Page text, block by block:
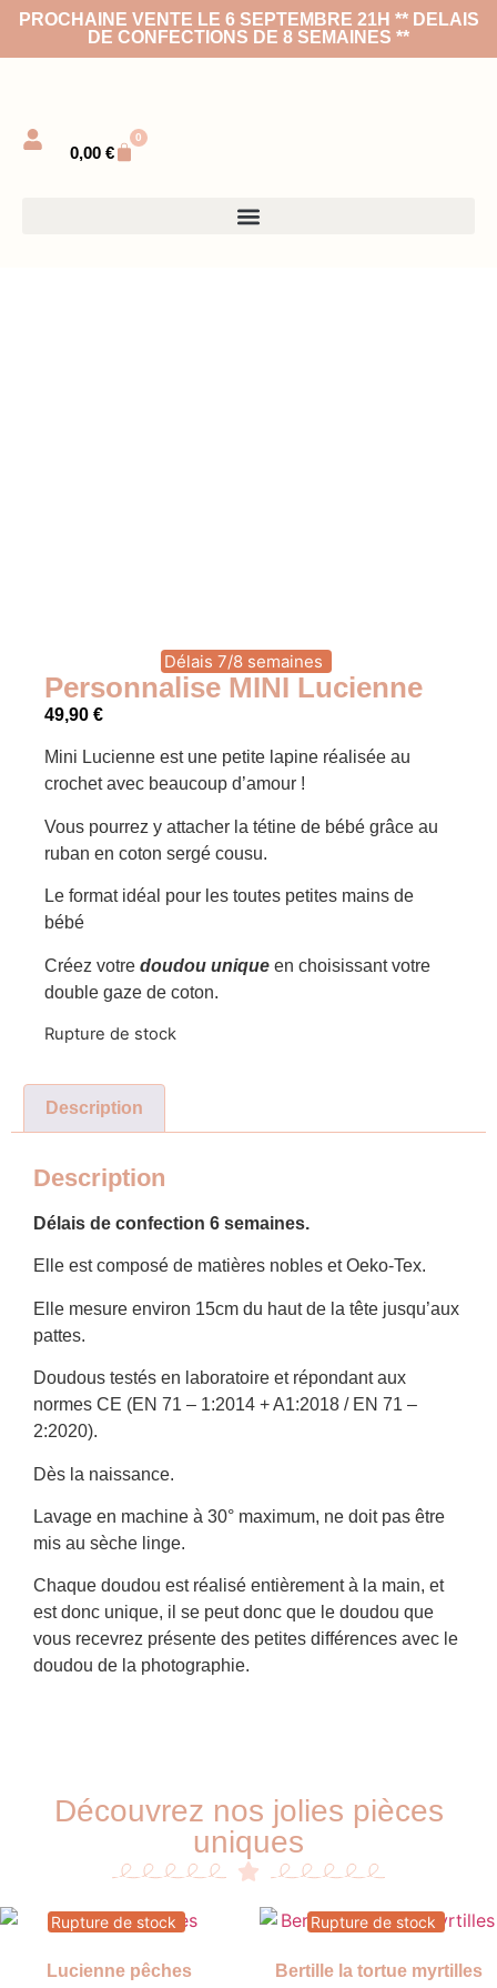
PROCHAINE VENTE LE 6 SEPTEMBRE 21H ** DELAIS
DE CONFECTIONS DE 8 SEMAINES **
0,00 €
0
Délais 7/8 semaines
Personnalise MINI Lucienne
49,90 €
Mini Lucienne est une petite lapine réalisée au
crochet avec beaucoup d’amour !
Vous pourrez y attacher la tétine de bébé grâce au
ruban en coton sergé cousu.
Le format idéal pour les toutes petites mains de
bébé
Créez votre doudou unique en choisissant votre
double gaze de coton.
Rupture de stock
Description
Description
Délais de confection 6 semaines.
Elle est composé de matières nobles et Oeko-Tex.
Elle mesure environ 15cm du haut de la tête jusqu’aux
pattes.
Doudous testés en laboratoire et répondant aux
normes CE (EN 71 – 1:2014 + A1:2018 / EN 71 –
2:2020).
Dès la naissance.
Lavage en machine à 30° maximum, ne doit pas être
mis au sèche linge.
Chaque doudou est réalisé entièrement à la main, et
est donc unique, il se peut donc que le doudou que
vous recevrez présente des petites différences avec le
doudou de la photographie.
Découvrez nos jolies pièces
uniques
Rupture de stock
Lucienne pêches
Rupture de stock
Bertille la tortue myrtilles